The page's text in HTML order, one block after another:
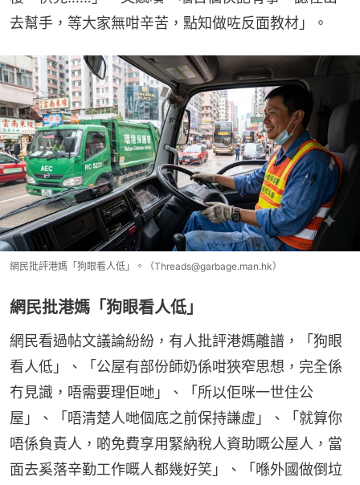
去幫手，等大家無咁辛苦，點知做咗反面教材」。
網民批評港媽「狗眼看人低」。（Threads@garbage.man.hk）
網民批港媽「狗眼看人低」
網民看過帖文議論紛紛，有人批評港媽離譜，「狗眼
看人低」、「公屋有部份師奶係咁狹窄思想，完全係
冇見識，唔需要理佢哋」、「所以佢咪一世住公
屋」、「唔清楚人哋個底之前保持謙虛」、「就算你
唔係負責人，啲免費享用緊納稅人資助嘅公屋人，當
面去奚落辛勤工作嘅人都幾好笑」、「喺外國做倒垃